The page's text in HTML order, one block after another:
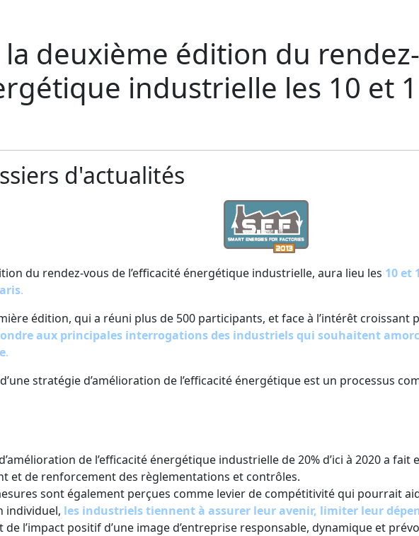
la deuxième édition du
industrielle les 10 et
d'actualités
du rendez-vous de l’efficacité énergétique industrielle, aura lieu les 10 et
.
édition, qui a réuni plus de 500 participants, et face à l’intérêt croissant
aux principales interrogations des industriels qui souhaitent
.
stratégie d’amélioration de l’efficacité énergétique est un processus
de l’efficacité énergétique industrielle de 20% d’ici à 2020 a
et de renforcement des règlementations et contrôles.
sont également perçues comme levier de compétitivité qui pourrait
individuel, les industriels tiennent à assurer leur avenir, limiter leur
l’impact positif d’une image d’entreprise responsable, dynamique et